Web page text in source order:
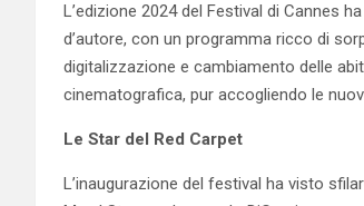
L’edizione 2024 del Festival di Cannes
d’autore, con un programma ricco di
digitalizzazione e cambiamento delle
cinematografica, pur accogliendo le
Le Star del Red Carpet
L’inaugurazione del festival ha visto